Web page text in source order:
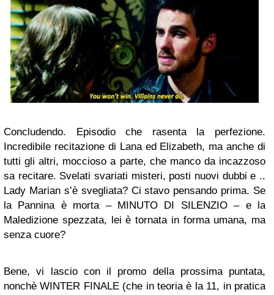
Concludendo. Episodio che rasenta la perfezione.
Incredibile recitazione di Lana ed Elizabeth, ma anche di
tutti gli altri, moccioso a parte, che manco da incazzoso
sa recitare. Svelati svariati misteri, posti nuovi dubbi e ..
Lady Marian s’è svegliata? Ci stavo pensando prima. Se
la Pannina è morta – MINUTO DI SILENZIO – e la
Maledizione spezzata, lei è tornata in forma umana, ma
senza cuore?
Bene, vi lascio con il promo della prossima puntata,
nonchè WINTER FINALE (che in teoria è la 11, in pratica